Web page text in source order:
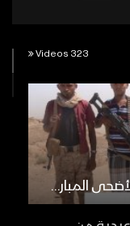
323 Videos
مأرب – مقابلات بمناسبة عيد الأضحى المبارك من البلق الشرقي